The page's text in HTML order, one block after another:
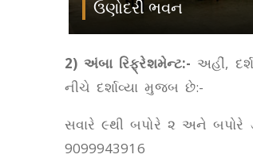
ઉણોદરી ભવન
2) અંબા રિફ્રેશમેન્ટ:- અહીં,
નીચે દર્શાવ્યા મુજબ છે:-
સવારે ૯થી બપોરે ૨ અને બપોરે
9099943916